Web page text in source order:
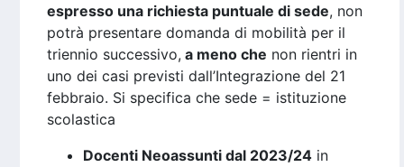
espresso una richiesta puntuale di sede, non
potrà presentare domanda di mobilità per il
triennio successivo, a meno che non rientri in
uno dei casi previsti dall’Integrazione del 21
febbraio. Si specifica che sede = istituzione
scolastica
Docenti Neoassunti dal 2023/24 in